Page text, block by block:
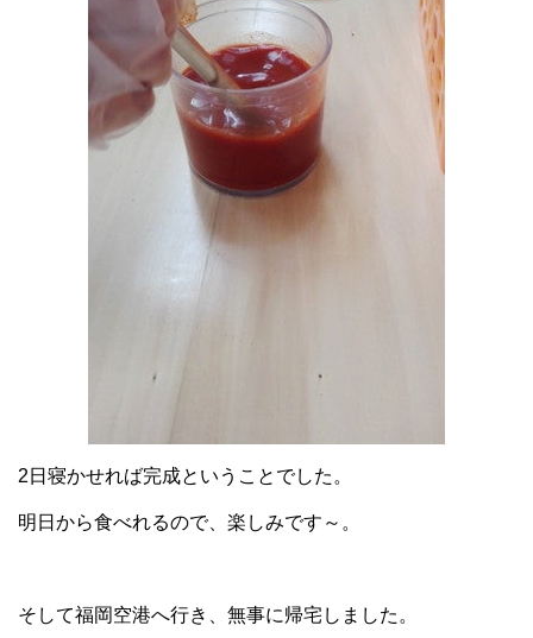
2日寝かせれば完成ということでした。
明日から食べれるので、楽しみです～。
そして福岡空港へ行き、無事に帰宅しました。